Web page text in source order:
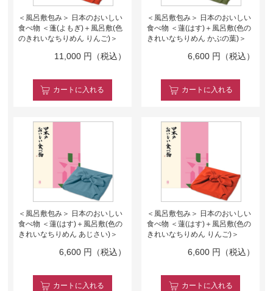
＜風呂敷包み＞ 日本のおいしい
食べ物 ＜蓬(よもぎ)＋風呂敷(色
のきれいなちりめん りんご)＞
11,000 円（税込）
カート に入れる
＜風呂敷包み＞ 日本のおいしい
食べ物 ＜蓮(はす)＋風呂敷(色の
きれいなちりめん かぶの葉)＞
6,600 円（税込）
カート に入れる
＜風呂敷包み＞ 日本のおいしい
食べ物 ＜蓮(はす)＋風呂敷(色の
きれいなちりめん あじさい)＞
6,600 円（税込）
カート に入れる
＜風呂敷包み＞ 日本のおいしい
食べ物 ＜蓮(はす)＋風呂敷(色の
きれいなちりめん りんご)＞
6,600 円（税込）
カート に入れる